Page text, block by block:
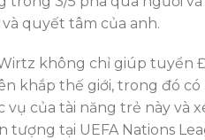
quyết tâm của anh.
không chỉ giúp
khắp thế giới, trong đó
vụ của tài năng trẻ này và
tượng tại UEFA Nations